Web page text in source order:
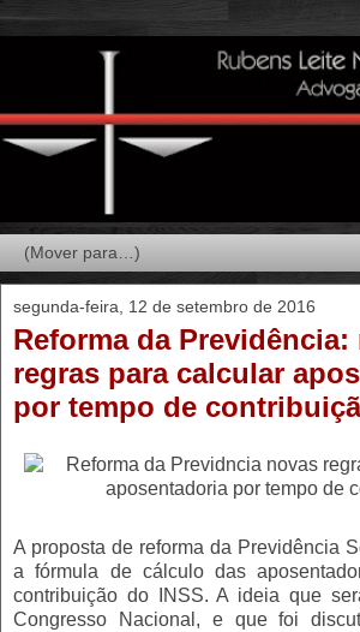
segunda-feira, 12 de setembro de 2016
Reforma da Previdência:
regras para calcular
por tempo de
A proposta de reforma da Previdência
a fórmula de cálculo das
contribuição do INSS. A ideia que
Congresso Nacional, e que foi